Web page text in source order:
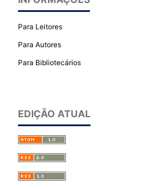
Para Leitores
Para Autores
Para Bibliotecários
EDIÇÃO ATUAL